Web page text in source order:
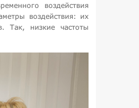
воздействия
воздействия: их
Так, низкие частоты